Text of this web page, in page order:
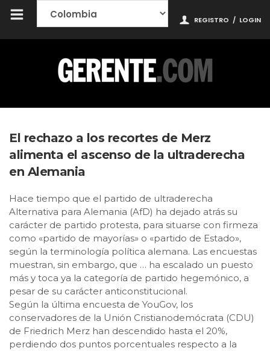
REGISTRO / LOGIN
El rechazo a los recortes de Merz
alimenta el ascenso de la ultraderecha
en Alemania
Hace tiempo que el partido de ultraderecha
Alternativa para Alemania (AfD) ha dejado atrás su
carácter de partido protesta, para situarse con firmeza
como «partido de mayorías» o «partido de Estado»,
según la terminología política alemana. Las encuestas
muestran, sin embargo, que … ha escalado un puesto
más y toca ya la categoría de partido hegemónico, a
pesar de su carácter anticonstitucional.
Según la última encuesta de YouGov, los
conservadores de la Unión Cristianodemócrata (CDU)
de Friedrich Merz han descendido hasta el 20%,
perdiendo dos puntos porcentuales respecto a la